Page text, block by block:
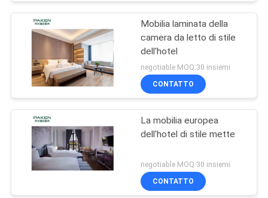
Mobilia laminata della
camera da letto di stile
dell'hotel
negotiable MOQ:30 insiemi
CONTATTO
La mobilia europea
dell'hotel di stile mette
negotiable MOQ:30 insiemi
CONTATTO